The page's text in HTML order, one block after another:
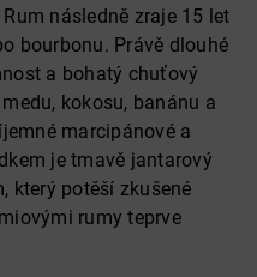
následně zraje 15 let
bourbonu. Právě dlouhé
a bohatý chuťový
kokosu, banánu a
marcipánové a
je tmavě jantarový
který potěší zkušené
rumy teprve